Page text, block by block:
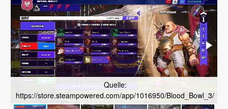
Quelle:
https://store.steampowered.com/app/1016950/Blood_Bowl_3/